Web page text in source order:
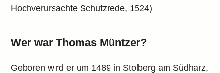
Hochverursachte Schutzrede, 1524)
Wer war Thomas Müntzer?
Geboren wird er um 1489 in Stolberg am Südharz,